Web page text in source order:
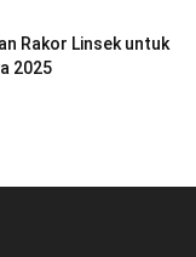
Rakor Linsek untuk
2025